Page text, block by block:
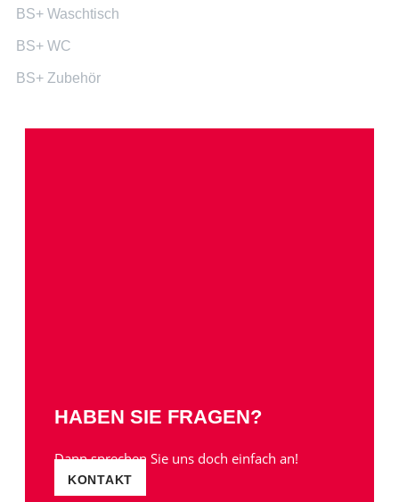
BS+ Waschtisch
BS+ WC
BS+ Zubehör
HABEN SIE FRAGEN?
Dann sprechen Sie uns doch einfach an!
KONTAKT